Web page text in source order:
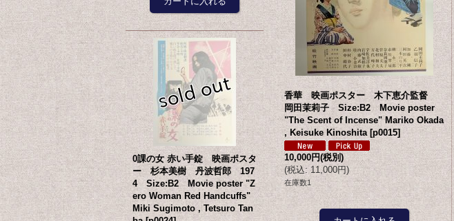
0課の女 赤い手錠 映画ポスタ
ー 杉本美樹 丹波哲郎 197
4 Size:B2 Movie poster "Z
ero Woman Red Handcuffs"
Miki Sugimoto , Tetsuro Tan
香華 映画ポスター 木下恵介監督
岡田茉莉子 Size:B2 Movie poster
"The Scent of Incense" Mariko Okada
, Keisuke Kinoshita [p0015]
10,000円(税別)
(税込: 11,000円)
在庫数1